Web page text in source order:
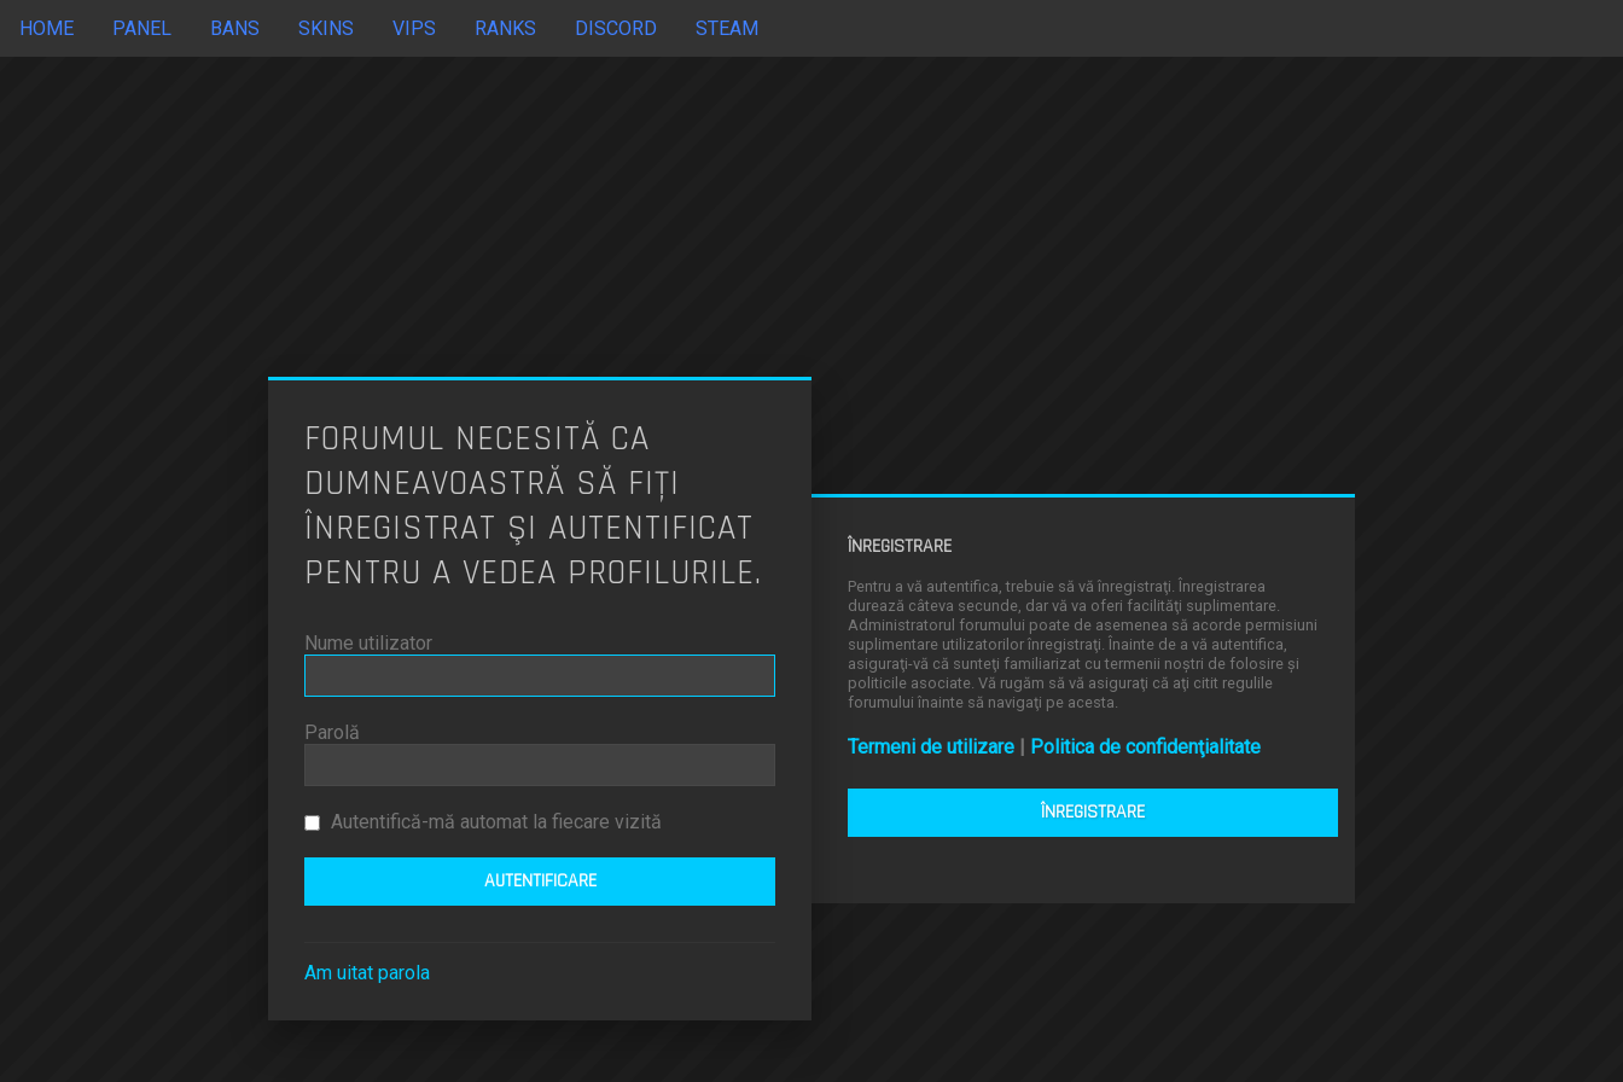
HOME PANEL BANS SKINS VIPS RANKS DISCORD STEAM
FORUMUL NECESITĂ CA
DUMNEAVOASTRĂ SĂ FIŢI
ÎNREGISTRAT ŞI AUTENTIFICAT
PENTRU A VEDEA PROFILURILE.
Nume utilizator
Parolă
Autentifică-mă automat la fiecare vizită
Am uitat parola
ÎNREGISTRARE
Pentru a vă autentifica, trebuie să vă înregistraţi. Înregistrarea
durează câteva secunde, dar vă va oferi facilităţi suplimentare.
Administratorul forumului poate de asemenea să acorde permisiuni
suplimentare utilizatorilor înregistraţi. Înainte de a vă autentifica,
asiguraţi-vă că sunteţi familiarizat cu termenii noştri de folosire şi
politicile asociate. Vă rugăm să vă asiguraţi că aţi citit regulile
forumului înainte să navigaţi pe acesta.
Termeni de utilizare Politica de confidenţialitate
ÎNREGISTRARE